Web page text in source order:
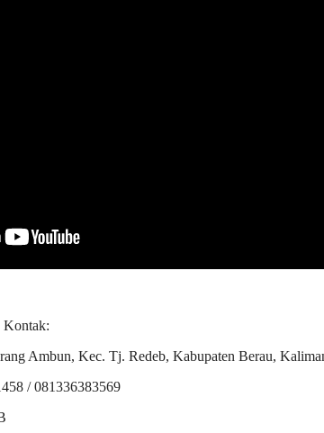
Kontak:
Ambun, Kec. Tj. Redeb, Kabupaten Berau,
/ 081336383569